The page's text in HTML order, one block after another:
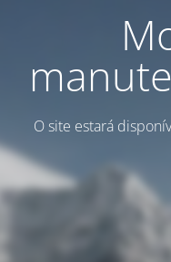
O site estará